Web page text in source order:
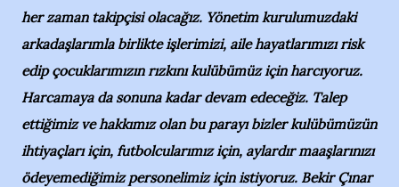
her zaman takipçisi olacağız. Yönetim kurulumuzdaki
arkadaşlarımla birlikte işlerimizi, aile hayatlarımızı risk
edip çocuklarımızın rızkını kulübümüz için harcıyoruz.
Harcamaya da sonuna kadar devam edeceğiz. Talep
ettiğimiz ve hakkımız olan bu parayı bizler kulübümüzün
ihtiyaçları için, futbolcularımız için, aylardır maaşlarınızı
ödeyemediğimiz personelimiz için istiyoruz. Bekir Çınar